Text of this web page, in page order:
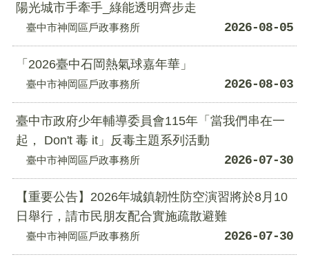
陽光城市手牽手_綠能透明齊步走
臺中市神岡區戶政事務所 2026-08-05
「2026臺中石岡熱氣球嘉年華」
臺中市神岡區戶政事務所 2026-08-03
臺中市政府少年輔導委員會115年「當我們串在一
起， Don't 毒 it」反毒主題系列活動
臺中市神岡區戶政事務所 2026-07-30
【重要公告】2026年城鎮韌性防空演習將於8月10
日舉行，請市民朋友配合實施疏散避難
臺中市神岡區戶政事務所 2026-07-30